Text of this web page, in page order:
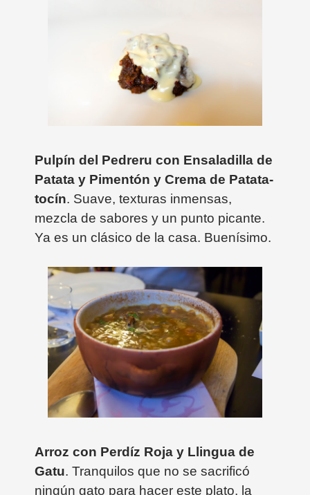
Pulpín del Pedreru con Ensaladilla de
Patata y Pimentón y Crema de Patata-
tocín. Suave, texturas inmensas,
mezcla de sabores y un punto picante.
Ya es un clásico de la casa. Buenísimo.
Arroz con Perdíz Roja y Llingua de
Gatu. Tranquilos que no se sacrificó
ningún gato para hacer este plato, la